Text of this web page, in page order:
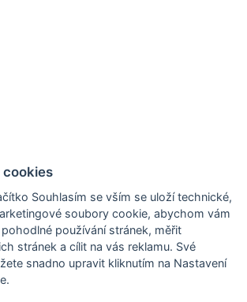
cookies
Souhlasím se vším se uloží technické,
soubory cookie, abychom vám
používání stránek, měřit
stránek a cílit na vás reklamu. Své
snadno upravit kliknutím na Nastavení